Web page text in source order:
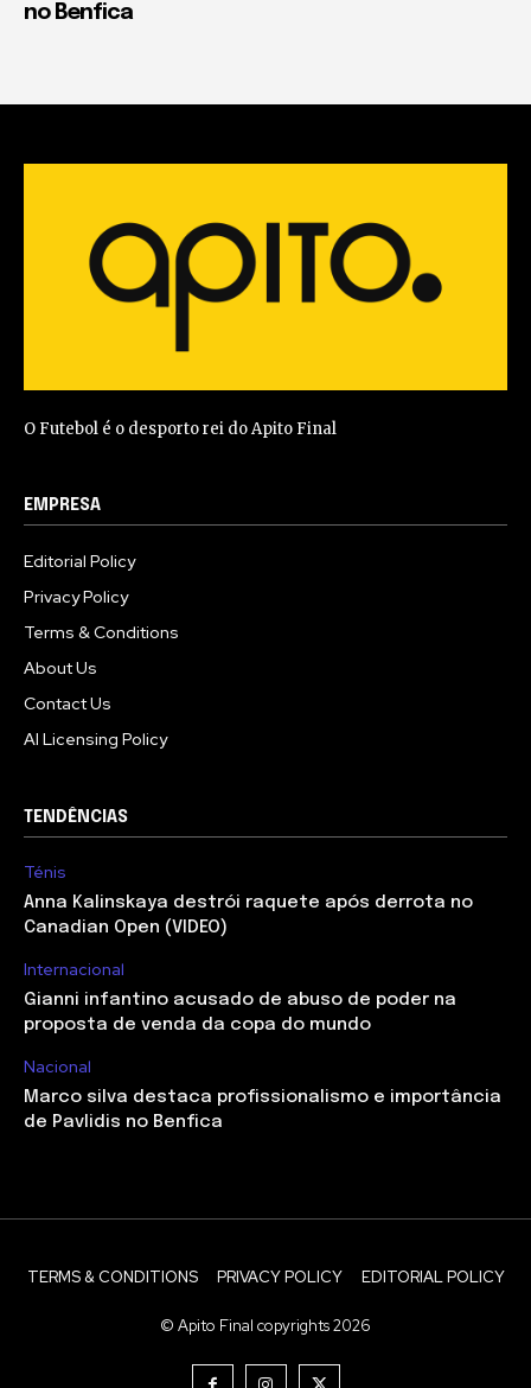
no Benfica
O Futebol é o desporto rei do Apito Final
EMPRESA
Editorial Policy
Privacy Policy
Terms & Conditions
About Us
Contact Us
AI Licensing Policy
TENDÊNCIAS
Ténis
Anna Kalinskaya destrói raquete após derrota no
Canadian Open (VIDEO)
Internacional
Gianni infantino acusado de abuso de poder na
proposta de venda da copa do mundo
Nacional
Marco silva destaca profissionalismo e importância
de Pavlidis no Benfica
TERMS & CONDITIONS PRIVACY POLICY EDITORIAL POLICY
© Apito Final copyrights 2026